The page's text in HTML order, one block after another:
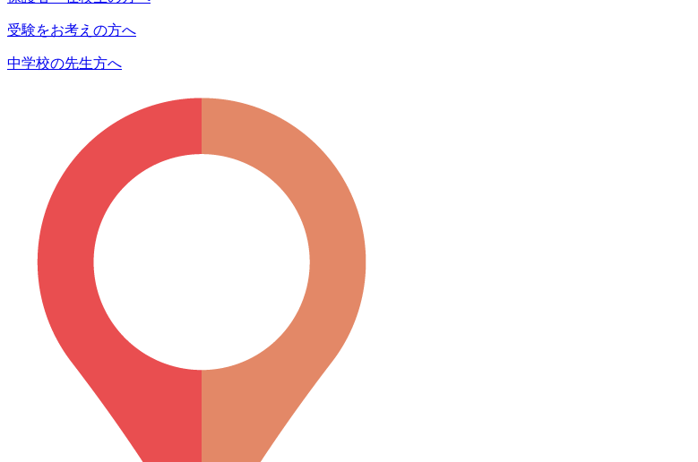
受験をお考えの方へ
中学校の先生方へ